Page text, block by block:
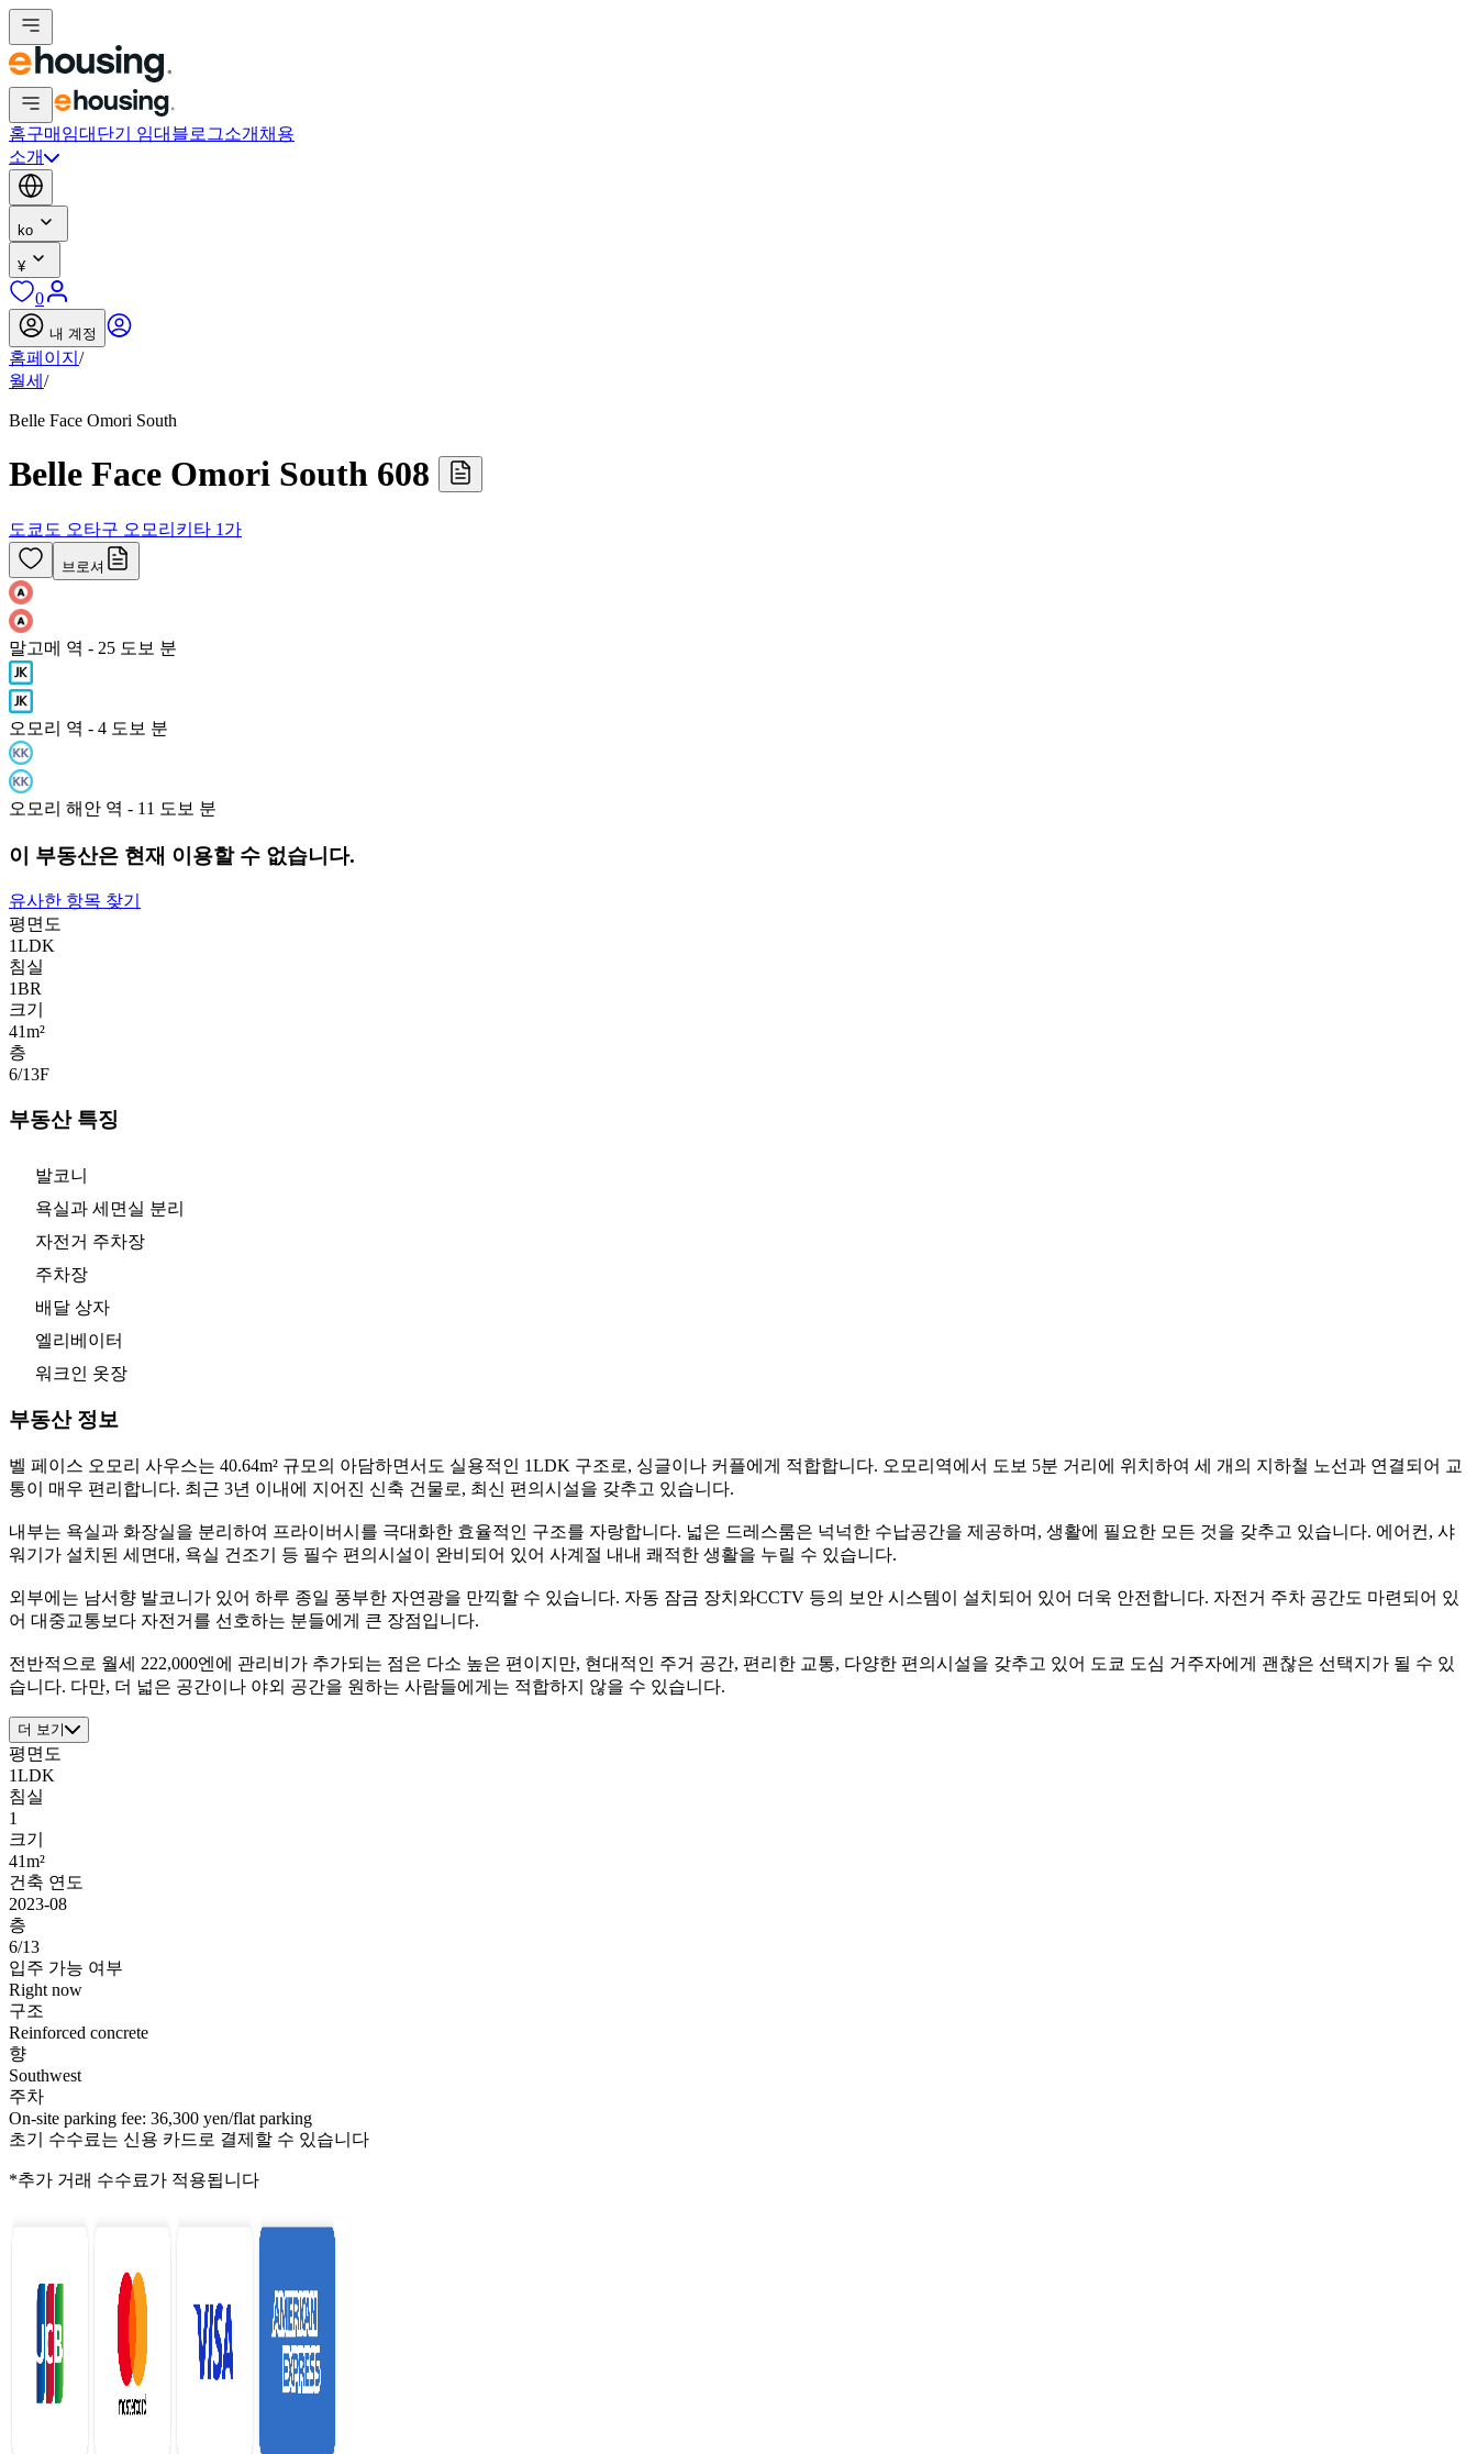
홈구매 임대 단기 임대 블로그소개 채용
소개
ko
¥
0
내 계정
홈페이지 /
월세 /
Belle Face Omori South
Belle Face Omori South 608
도쿄도 오타구 오모리키타 1가
브로셔
말고메 역 - 25 도보 분
오모리 역 - 4 도보 분
오모리 해안 역 - 11 도보 분
이 부동산은 현재 이용할 수 없습니다.
유사한 항목 찾기
평면도
1LDK
침실
1BR
크기
41m²
층
6/13F
부동산 특징
발코니
욕실과 세면실 분리
자전거 주차장
주차장
배달 상자
엘리베이터
워크인 옷장
부동산 정보
벨 페이스 오모리 사우스는 40.64m² 규모의 아담하면서도 실용적인 1LDK 구조로, 싱글이나 커플에게 적합합니다. 오모리역에서 도보 5분 거리에 위치하여 세 개의 지하철 노선과 연결되어 교
통이 매우 편리합니다. 최근 3년 이내에 지어진 신축 건물로, 최신 편의시설을 갖추고 있습니다.
내부는 욕실과 화장실을 분리하여 프라이버시를 극대화한 효율적인 구조를 자랑합니다. 넓은 드레스룸은 넉넉한 수납공간을 제공하며, 생활에 필요한 모든 것을 갖추고 있습니다. 에어컨, 샤
워기가 설치된 세면대, 욕실 건조기 등 필수 편의시설이 완비되어 있어 사계절 내내 쾌적한 생활을 누릴 수 있습니다.
외부에는 남서향 발코니가 있어 하루 종일 풍부한 자연광을 만끽할 수 있습니다. 자동 잠금 장치와CCTV 등의 보안 시스템이 설치되어 있어 더욱 안전합니다. 자전거 주차 공간도 마련되어 있
어 대중교통보다 자전거를 선호하는 분들에게 큰 장점입니다.
전반적으로 월세 222,000엔에 관리비가 추가되는 점은 다소 높은 편이지만, 현대적인 주거 공간, 편리한 교통, 다양한 편의시설을 갖추고 있어 도쿄 도심 거주자에게 괜찮은 선택지가 될 수 있
습니다. 다만, 더 넓은 공간이나 야외 공간을 원하는 사람들에게는 적합하지 않을 수 있습니다.
더 보기
평면도
1LDK
침실
1
크기
41m²
건축 연도
2023-08
층
6/13
입주 가능 여부
Right now
구조
Reinforced concrete
향
Southwest
주차
On-site parking fee: 36,300 yen/flat parking
초기 수수료는 신용 카드로 결제할 수 있습니다
*추가 거래 수수료가 적용됩니다